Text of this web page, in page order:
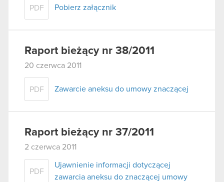
PDF Pobierz załącznik
Raport bieżący nr 38/2011
20 czerwca 2011
PDF Zawarcie aneksu do umowy znaczącej
Raport bieżący nr 37/2011
2 czerwca 2011
PDF
Ujawnienie informacji dotyczącej
zawarcia aneksu do znaczącej umowy